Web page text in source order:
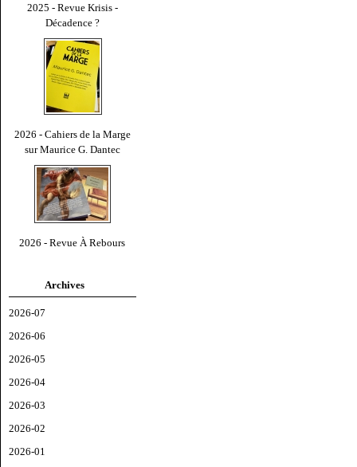
2025 - Revue Krisis -
Décadence ?
2026 - Cahiers de la Marge
sur Maurice G. Dantec
2026 - Revue À Rebours
Archives
2026-07
2026-06
2026-05
2026-04
2026-03
2026-02
2026-01